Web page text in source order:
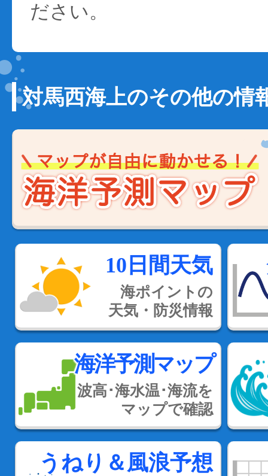
ださい。
対馬西海上のその他の情
10日間天気
海ポイントの
天気・防災情報
海洋予測マップ
波高･海水温･海流を
マップで確認
うねり＆風浪予想